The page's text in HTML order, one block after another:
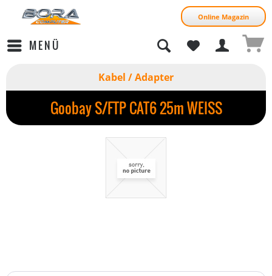
Online Magazin
MENÜ
Kabel / Adapter
Goobay S/FTP CAT6 25m WEISS